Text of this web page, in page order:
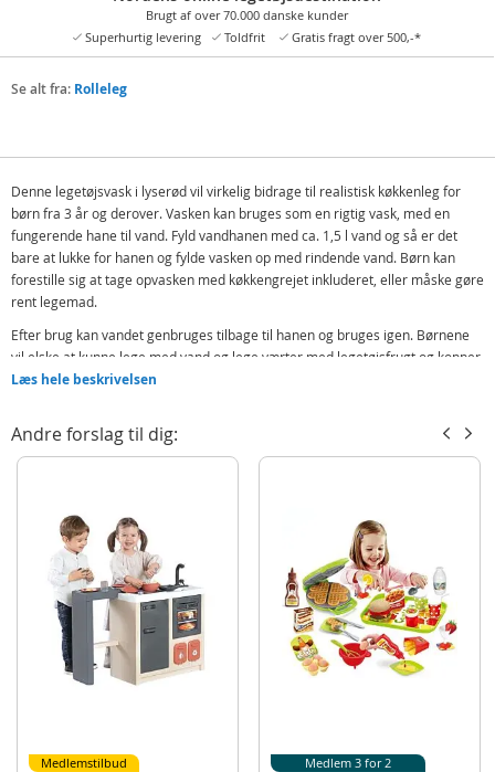
Brugt af over 70.000 danske kunder
Superhurtig levering
Toldfrit Gratis fragt over 500,-*
Se alt fra: Rolleleg
Denne legetøjsvask i lyserød vil virkelig bidrage til realistisk køkkenleg for
børn fra 3 år og derover. Vasken kan bruges som en rigtig vask, med en
fungerende hane til vand. Fyld vandhanen med ca. 1,5 l vand og så er det
bare at lukke for hanen og fylde vasken op med rindende vand. Børn kan
forestille sig at tage opvasken med køkkengrejet inkluderet, eller måske gøre
rent legemad.
Efter brug kan vandet genbruges tilbage til hanen og bruges igen. Børnene
vil elske at kunne lege med vand og lege værter med legetøjsfrugt og kopper
og tallerkener, som de så kan vaske. Fantastisk til køkkenleg og rolleleg, der
Indeholder:
Legetøjsvask
2 skåle
gaffel, ske, kniv
Leg mad
Opvaskemaskineskumbeholder
Detaljer:
Dimensioner vask: 56 x 27 x 30,5 cm (LxDxH)
Model A2222-1202-2
Læs hele beskrivelsen
Andre forslag til dig:
Medlemstilbud Medlem 3 for 2